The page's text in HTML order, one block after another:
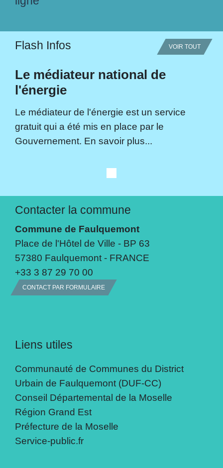
Flash Infos VOIR TOUT
Le médiateur national de
l'énergie
Le médiateur de l'énergie est un service
gratuit qui a été mis en place par le
Gouvernement. En savoir plus...
Contacter la commune
Commune de Faulquemont
Place de l'Hôtel de Ville - BP 63
57380 Faulquemont - FRANCE
+33 3 87 29 70 00
CONTACT PAR FORMULAIRE
Liens utiles
Communauté de Communes du District
Urbain de Faulquemont (DUF-CC)
Conseil Départemental de la Moselle
Région Grand Est
Préfecture de la Moselle
Service-public.fr